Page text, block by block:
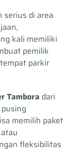
serius di area
kali memiliki
pemilik
parkir
Tambora dari
memilih paket
fleksibilitas